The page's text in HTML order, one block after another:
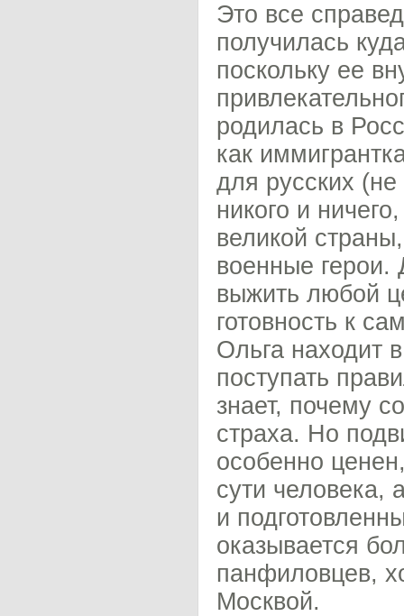
Это все
получилась
поскольку ее
родилась в
как
для русских
никого и
великой
военные герои.
выжить любой
готовность к
Ольга находит
поступать
знает, почему
страха. Но
особенно
сути человека,
и
оказывается
панфиловцев,
Москвой.